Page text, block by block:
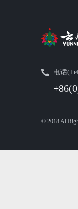
电话
© 2018 Al